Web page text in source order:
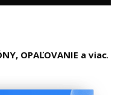
OPAĽOVANIE a viac.